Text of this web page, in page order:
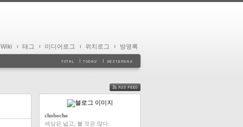
Wiki 태그 미디어로그 위치로그 방명록
FEED
chobocho
세상은 넓고, 볼 것은 많다.